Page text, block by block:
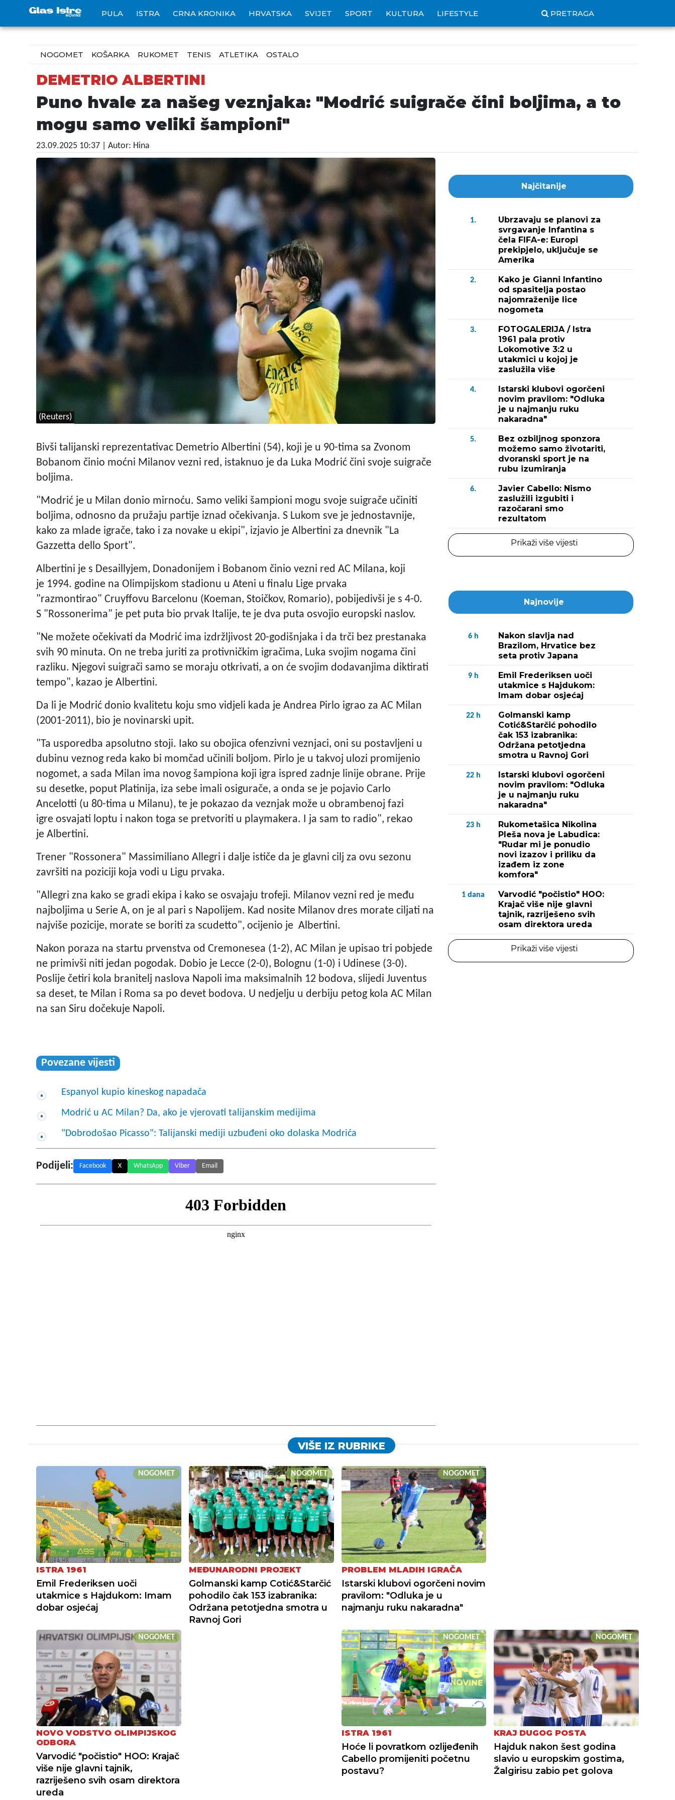
PULA ISTRA CRNA KRONIKA HRVATSKA SVIJET SPORT KULTURA LIFESTYLE PRETRAGA
NOGOMET KOŠARKA RUKOMET TENIS ATLETIKA OSTALO
DEMETRIO ALBERTINI
Puno hvale za našeg veznjaka: "Modrić suigrače čini boljima, a to
mogu samo veliki šampioni"
23.09.2025 10:37 | Autor: Hina
(Reuters)
Bivši talijanski reprezentativac Demetrio Albertini (54), koji je u 90-tima sa Zvonom
Bobanom činio moćni Milanov vezni red, istaknuo je da Luka Modrić čini svoje suigrače
boljima.
"Modrić je u Milan donio mirnoću. Samo veliki šampioni mogu svoje suigrače učiniti
boljima, odnosno da pružaju partije iznad očekivanja. S Lukom sve je jednostavnije,
kako za mlade igrače, tako i za novake u ekipi", izjavio je Albertini za dnevnik "La
Gazzetta dello Sport".
Albertini je s Desaillyjem, Donadonijem i Bobanom činio vezni red AC Milana, koji
je 1994. godine na Olimpijskom stadionu u Ateni u finalu Lige prvaka
"razmontirao" Cruyffovu Barcelonu (Koeman, Stoičkov, Romario), pobijedivši je s 4-0.
S "Rossonerima" je pet puta bio prvak Italije, te je dva puta osvojio europski naslov.
"Ne možete očekivati da Modrić ima izdržljivost 20-godišnjaka i da trči bez prestanaka
svih 90 minuta. On ne treba juriti za protivničkim igračima, Luka svojim nogama čini
razliku. Njegovi suigrači samo se moraju otkrivati, a on će svojim dodavanjima diktirati
tempo", kazao je Albertini.
Da li je Modrić donio kvalitetu koju smo vidjeli kada je Andrea Pirlo igrao za AC Milan
(2001-2011), bio je novinarski upit.
"Ta usporedba apsolutno stoji. Iako su obojica ofenzivni veznjaci, oni su postavljeni u
dubinu veznog reda kako bi momčad učinili boljom. Pirlo je u takvoj ulozi promijenio
nogomet, a sada Milan ima novog šampiona koji igra ispred zadnje linije obrane. Prije
su desetke, poput Platinija, iza sebe imali osigurače, a onda se je pojavio Carlo
Ancelotti (u 80-tima u Milanu), te je pokazao da veznjak može u obrambenoj fazi
igre osvajati loptu i nakon toga se pretvoriti u playmakera. I ja sam to radio", rekao
je Albertini.
Trener "Rossonera" Massimiliano Allegri i dalje ističe da je glavni cilj za ovu sezonu
završiti na poziciji koja vodi u Ligu prvaka.
"Allegri zna kako se gradi ekipa i kako se osvajaju trofeji. Milanov vezni red je među
najboljima u Serie A, on je al pari s Napolijem. Kad nosite Milanov dres morate ciljati na
najviše pozicije, morate se boriti za scudetto", ocijenio je Albertini.
Nakon poraza na startu prvenstva od Cremonesea (1-2), AC Milan je upisao tri pobjede
ne primivši niti jedan pogodak. Dobio je Lecce (2-0), Bolognu (1-0) i Udinese (3-0).
Poslije četiri kola branitelj naslova Napoli ima maksimalnih 12 bodova, slijedi Juventus
sa deset, te Milan i Roma sa po devet bodova. U nedjelju u derbiju petog kola AC Milan
na san Siru dočekuje Napoli.
Povezane vijesti
Espanyol kupio kineskog napadača
Modrić u AC Milan? Da, ako je vjerovati talijanskim medijima
"Dobrodošao Picasso": Talijanski mediji uzbuđeni oko dolaska Modrića
Podijeli: Facebook X WhatsApp Viber Email
Najčitanije
1.
Ubrzavaju se planovi za
svrgavanje Infantina s
čela FIFA-e: Europi
prekipjelo, uključuje se
Amerika
2.
Kako je Gianni Infantino
od spasitelja postao
najomraženije lice
nogometa
3.
FOTOGALERIJA / Istra
1961 pala protiv
Lokomotive 3:2 u
utakmici u kojoj je
zaslužila više
4.
Istarski klubovi ogorčeni
novim pravilom: "Odluka
je u najmanju ruku
nakaradna"
5.
Bez ozbiljnog sponzora
možemo samo životariti,
dvoranski sport je na
rubu izumiranja
6.
Javier Cabello: Nismo
zaslužili izgubiti i
razočarani smo
rezultatom
Prikaži više vijesti
Najnovije
6 h
Nakon slavlja nad
Brazilom, Hrvatice bez
seta protiv Japana
9 h
Emil Frederiksen uoči
utakmice s Hajdukom:
Imam dobar osjećaj
22 h
Golmanski kamp
Cotić&Starčić pohodilo
čak 153 izabranika:
Održana petotjedna
smotra u Ravnoj Gori
22 h
Istarski klubovi ogorčeni
novim pravilom: "Odluka
je u najmanju ruku
nakaradna"
23 h
Rukometašica Nikolina
Pleša nova je Labudica:
"Rudar mi je ponudio
novi izazov i priliku da
izađem iz zone
komfora"
1 dana
Varvodić "počistio" HOO:
Krajač više nije glavni
tajnik, razriješeno svih
osam direktora ureda
Prikaži više vijesti
VIŠE IZ RUBRIKE
NOGOMET
ISTRA 1961
Emil Frederiksen uoči
utakmice s Hajdukom: Imam
dobar osjećaj
NOGOMET
MEĐUNARODNI PROJEKT
Golmanski kamp Cotić&Starčić
pohodilo čak 153 izabranika:
Održana petotjedna smotra u
Ravnoj Gori
NOGOMET
PROBLEM MLADIH IGRAČA
Istarski klubovi ogorčeni novim
pravilom: "Odluka je u
najmanju ruku nakaradna"
NOGOMET
NOVO VODSTVO OLIMPIJSKOG
ODBORA
Varvodić "počistio" HOO: Krajač
više nije glavni tajnik,
razriješeno svih osam direktora
ureda
NOGOMET
ISTRA 1961
Hoće li povratkom ozlijeđenih
Cabello promijeniti početnu
postavu?
NOGOMET
KRAJ DUGOG POSTA
Hajduk nakon šest godina
slavio u europskim gostima,
Žalgirisu zabio pet golova